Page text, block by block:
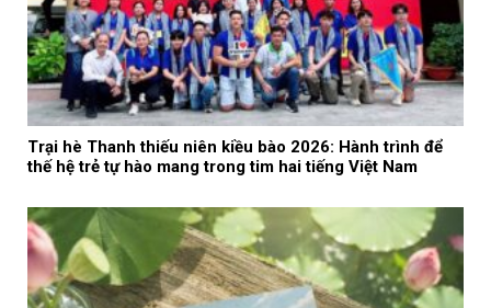
Trại hè Thanh thiếu niên kiều bào 2026: Hành trình để
thế hệ trẻ tự hào mang trong tim hai tiếng Việt Nam